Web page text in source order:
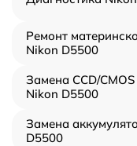
Ремонт
Nikon D5500
Замена CCD/
Nikon D5500
Замена
D5500